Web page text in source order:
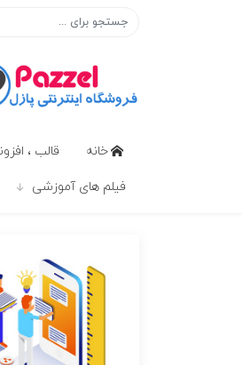
خانه قالب ،
فیلم های آموزشی